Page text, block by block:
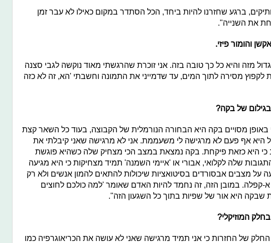
ברגע שחזרנו להיות ביחד, הכל הסתדר במקום כאילו לא עבר זמן
את השנייה".
והומור פיזי.
מזה והיא כל כך טובה בזה. אני זוכרת שהרגשתי מאוד נוקשה לגבי סצנה
לקפוץ מסירה לתוך המים, עד שדמייני את התמונה וחשבתי 'הא, זה לא כזה
של בקה?
באופן מסויים בקה היא הבחורה הנורמלית של הקבוצה, בעוד כל השאר קצת
היא אף פעם לא מרגישה לי משעממת. אני לא מרגישה שאני קיבלתי את
כי היא כזאת פיקחת. בקה נמצאת במצב הכי מצחיק שלה כשהיא פוגשת
שלה לקלואי, אבורי או 'איימי השמנה' תמיד מצחיקות כי היא מגיעה
על מצבים אבסורדים בסיטואציות שיכולות להתאים להמון אנשים ולא רק
קפלה. במובן הזה, זה נחמד להיות האדם שאומר 'למה כולכם לחוצים
שבקה היא אור של שפיות בתוך כל השגעון הזה".
המוזיקלי?
של החזרות כי אני תמיד מרגישה שאני לא עושה את הכריאוגרפיה כמו